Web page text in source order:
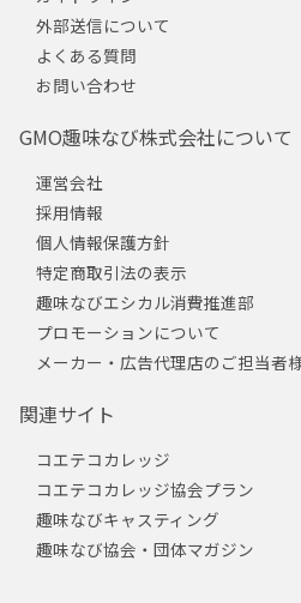
外部送信について
よくある質問
お問い合わせ
GMO趣味なび株式会社について
運営会社
採用情報
個人情報保護方針
特定商取引法の表示
趣味なびエシカル消費推進部
プロモーションについて
メーカー・広告代理店のご担当者
関連サイト
コエテコカレッジ
コエテコカレッジ協会プラン
趣味なびキャスティング
趣味なび協会・団体マガジン